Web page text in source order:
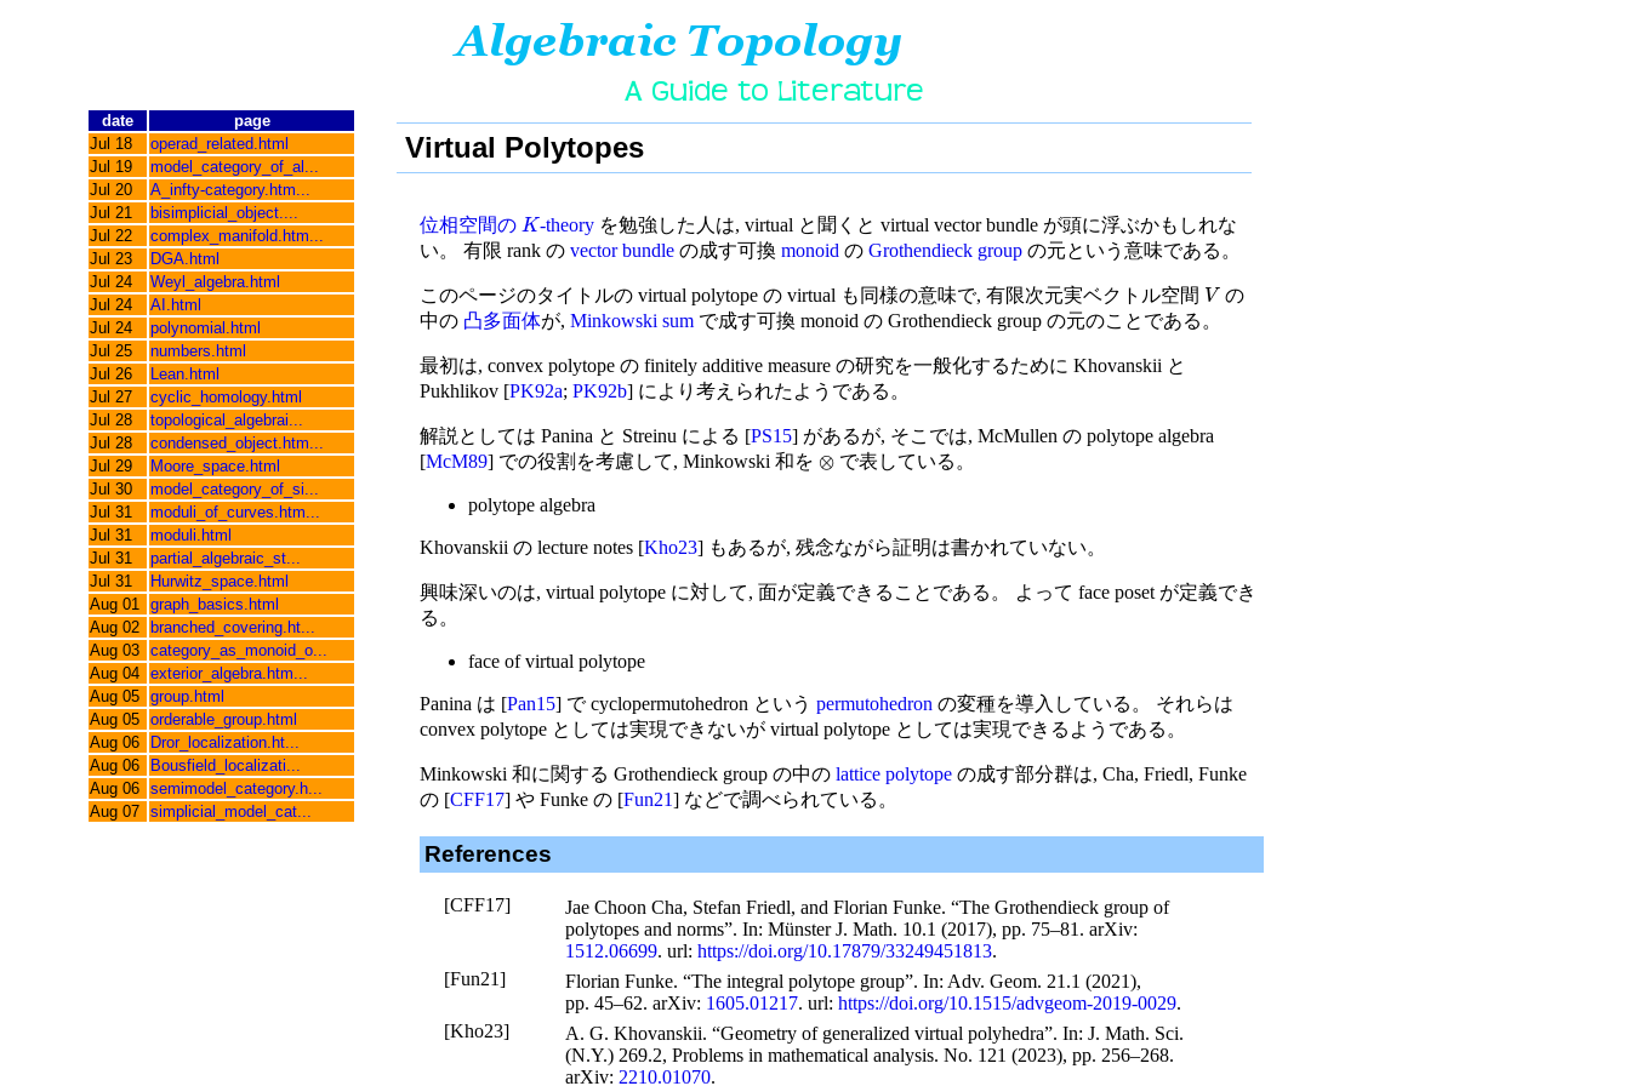
date
page
Jul 18
operad_related.html
Jul 19
model_category_of_al...
Jul 20
A_infty-category.htm...
Jul 21
bisimplicial_object....
Jul 22
complex_manifold.htm...
Jul 23
DGA.html
Jul 24
Weyl_algebra.html
Jul 24
AI.html
Jul 24
polynomial.html
Jul 25
numbers.html
Jul 26
Lean.html
Jul 27
cyclic_homology.html
Jul 28
topological_algebrai...
Jul 28
condensed_object.htm...
Jul 29
Moore_space.html
Jul 30
model_category_of_si...
Jul 31
moduli_of_curves.htm...
Jul 31
moduli.html
Jul 31
partial_algebraic_st...
Jul 31
Hurwitz_space.html
Aug 01
graph_basics.html
Aug 02
branched_covering.ht...
Aug 03
category_as_monoid_o...
Aug 04
exterior_algebra.htm...
Aug 05
group.html
Aug 05
orderable_group.html
Aug 06
Dror_localization.ht...
Aug 06
Bousfield_localizati...
Aug 06
semimodel_category.h...
Aug 07
simplicial_model_cat...
Virtual Polytopes
位相空間の K-theory を勉強した人は, virtual と聞くと virtual vector bundle が頭に浮ぶかもしれな
い。 有限 rank のvector bundle の成す可換monoid のGrothendieck group の元という意味である。
このページのタイトルの virtual polytope の virtual も同様の意味で, 有限次元実ベクトル空間 V の
中の 凸多面体が,Minkowski sum で成す可換 monoid の Grothendieck group の元のことである。
最初は, convex polytope の finitely additive measure の研究を一般化するために Khovanskii と
Pukhlikov [PK92a;PK92b] により考えられたようである。
解説としては Panina と Streinu による [PS15] があるが, そこでは, McMullen の polytope algebra
[McM89] での役割を考慮して, Minkowski 和を ⊗ で表している。
polytope algebra
Khovanskii の lecture notes [Kho23] もあるが, 残念ながら証明は書かれていない。
興味深いのは, virtual polytope に対して, 面が定義できることである。 よって face poset が定義でき
る。
face of virtual polytope
Panina は [Pan15] で cyclopermutohedron というpermutohedron の変種を導入している。 それらは
convex polytope としては実現できないが virtual polytope としては実現できるようである。
Minkowski 和に関する Grothendieck group の中のlattice polytope の成す部分群は, Cha, Friedl, Funke
の [CFF17] や Funke の [Fun21] などで調べられている。
References
[CFF17]
Jae Choon Cha, Stefan Friedl, and Florian Funke. “The Grothendieck group of
polytopes and norms”. In:Münster J. Math. 10.1 (2017), pp. 75–81. arXiv:
1512.06699.url:https://doi.org/10.17879/33249451813.
[Fun21]
Florian Funke. “The integral polytope group”. In:Adv. Geom.21.1 (2021),
pp. 45–62. arXiv: 1605.01217.url:https://doi.org/10.1515/advgeom-2019-0029.
[Kho23]
A. G. Khovanskii. “Geometry of generalized virtual polyhedra”. In:J. Math. Sci.
(N.Y.)269.2, Problems in mathematical analysis. No. 121 (2023), pp. 256–268.
arXiv:2210.01070.